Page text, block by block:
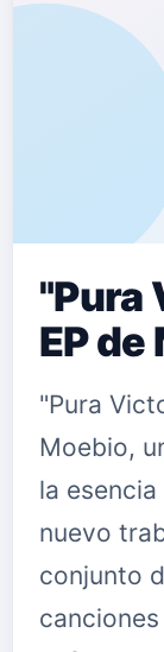
"Pura
EP de
"Pura
Moebio,
la
nuevo
conjunto